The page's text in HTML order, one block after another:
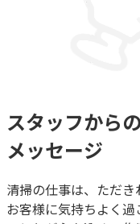
スタッフからの
メッセージ
清掃の仕事は、ただき
お客様に気持ちよく